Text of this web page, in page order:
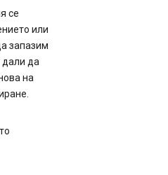
се
или
запазим
дали да
на